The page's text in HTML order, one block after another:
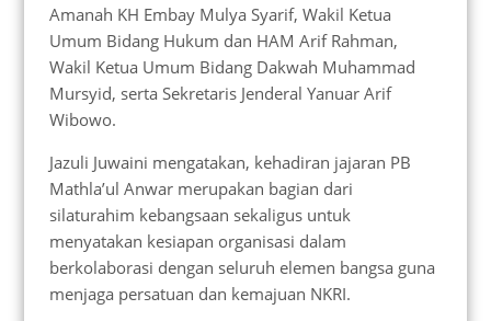
Amanah KH Embay Mulya Syarif, Wakil Ketua
Umum Bidang Hukum dan HAM Arif Rahman,
Wakil Ketua Umum Bidang Dakwah Muhammad
Mursyid, serta Sekretaris Jenderal Yanuar Arif
Wibowo.
Jazuli Juwaini mengatakan, kehadiran jajaran PB
Mathla’ul Anwar merupakan bagian dari
silaturahim kebangsaan sekaligus untuk
menyatakan kesiapan organisasi dalam
berkolaborasi dengan seluruh elemen bangsa guna
menjaga persatuan dan kemajuan NKRI.